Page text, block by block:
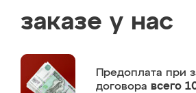
заказе у нас
Предоплата при
договора всего